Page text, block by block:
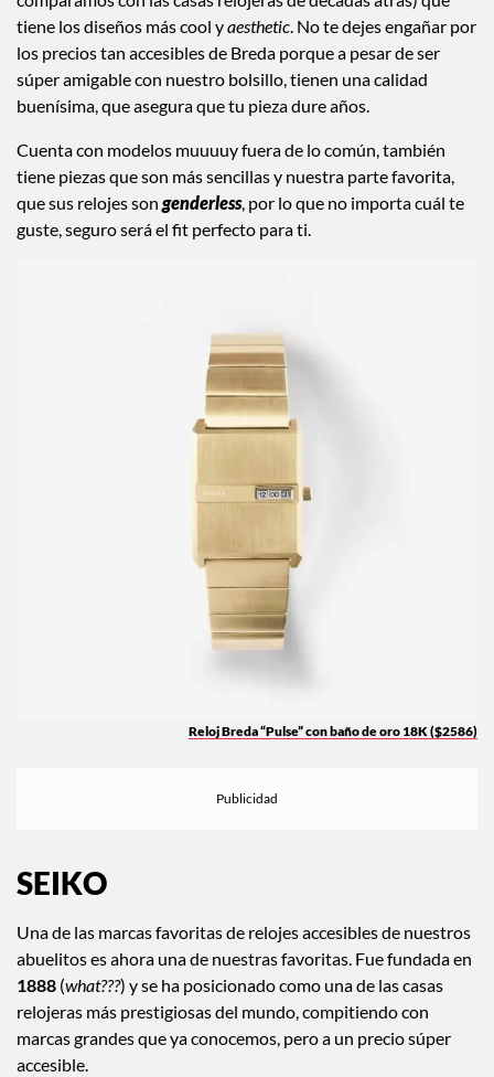
tiene los diseños más cool yaesthetic. No te dejes engañar por
los precios tan accesibles de Breda porque a pesar de ser
súper amigable con nuestro bolsillo, tienen una calidad
buenísima, que asegura que tu pieza dure años.
Cuenta con modelos muuuuy fuera de lo común, también
tiene piezas que son más sencillas y nuestra parte favorita,
que sus relojes son genderless, por lo que no importa cuál te
guste, seguro será el fit perfecto para ti.
Reloj Breda “Pulse” con baño de oro 18K ($2586)
SEIKO
Una de las marcas favoritas de relojes accesibles de nuestros
abuelitos es ahora una de nuestras favoritas. Fue fundada en
1888 (what???) y se ha posicionado como una de las casas
relojeras más prestigiosas del mundo, compitiendo con
marcas grandes que ya conocemos, pero a un precio súper
accesible.